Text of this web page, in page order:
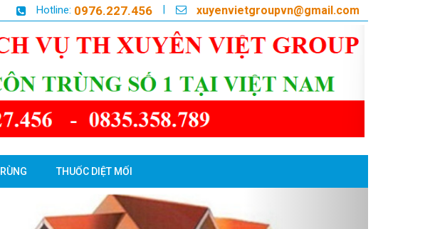
Hotline: 0976.227.456 xuyenvietgroupvn@gmail.com
THUỐC DIỆT MỐI